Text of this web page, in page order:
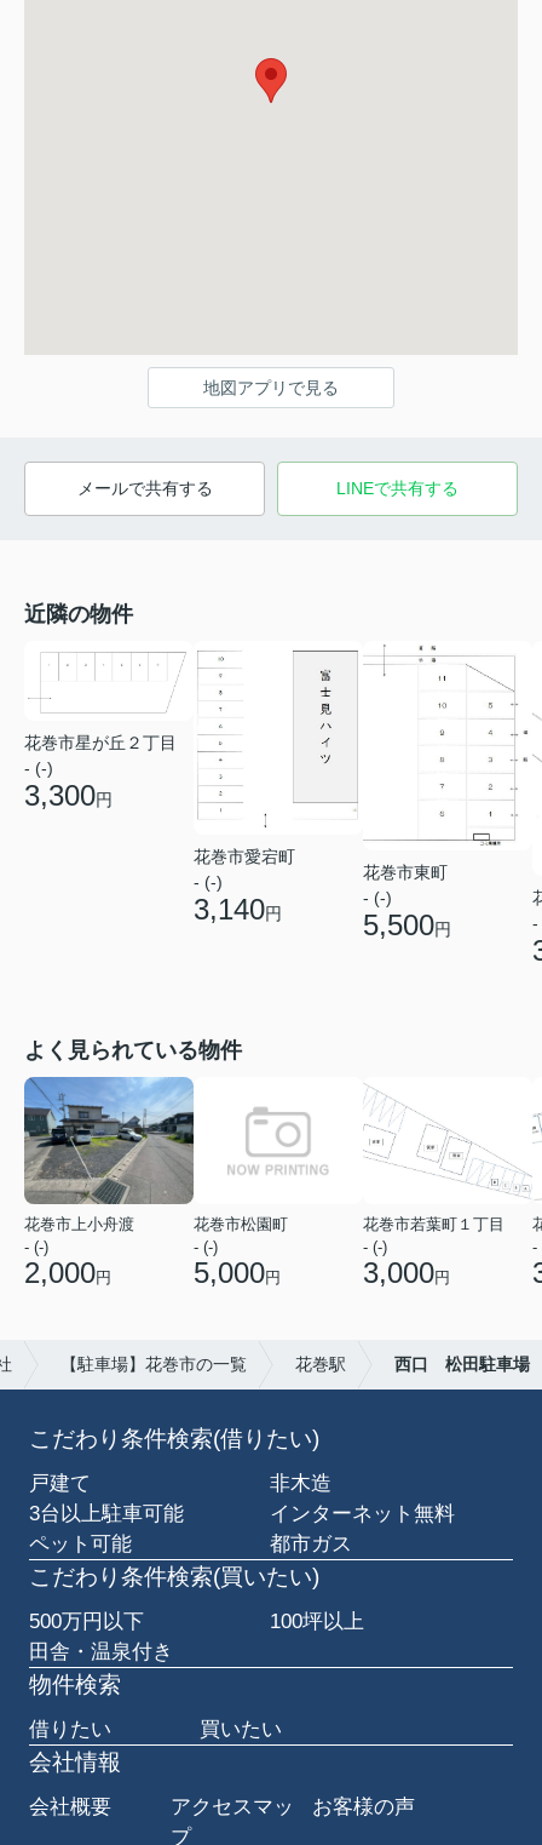
地図アプリで見る
メールで共有する LINEで共有する
近隣の物件
花巻市星が丘２丁目
- (-)
3,300円
花巻市愛宕町
- (-)
3,140円
花巻市東町
- (-)
5,500円
-
よく見られている物件
花巻市上小舟渡
- (-)
2,000円
花巻市松園町
- (-)
5,000円
花巻市若葉町１丁目
- (-)
3,000円
-
【駐車場】花巻市の一覧 花巻駅 西口 松田駐車場
こだわり条件検索(借りたい)
戸建て
非木造
3台以上駐車可能
インターネット無料
ペット可能
都市ガス
こだわり条件検索(買いたい)
500万円以下
100坪以上
田舎・温泉付き
物件検索
借りたい 買いたい
会社情報
会社概要
アクセスマッ
プ
お客様の声